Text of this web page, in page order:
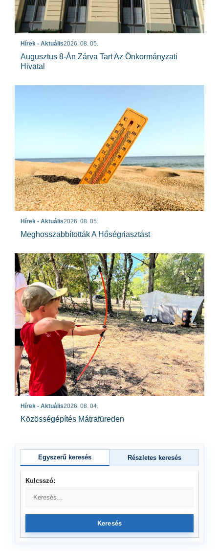
Hírek - Aktuális2026. 08. 05.
Augusztus 8-Án Zárva Tart Az Önkormányzati
Hivatal
Hírek - Aktuális2026. 08. 05.
Meghosszabbították A Hőségriasztást
Hírek - Aktuális2026. 08. 04.
Közösségépítés Mátrafüreden
Egyszerű keresés Részletes keresés
Kulcsszó:
Keresés